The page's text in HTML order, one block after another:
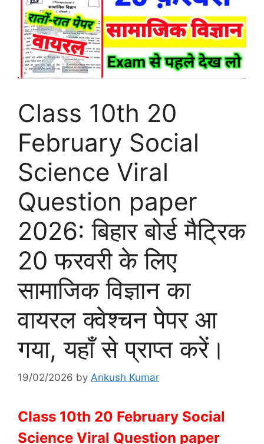
Class 10th 20
February Social
Science Viral
Question paper
2026: बिहार बोर्ड मैट्रिक
20 फरवरी के लिए
सामाजिक विज्ञान का
वायरल क्वेश्चन पेपर आ
गया, यहाँ से प्राप्त करें।
19/02/2026 by Ankush Kumar
Class 10th 20 February Social
Science Viral Question paper